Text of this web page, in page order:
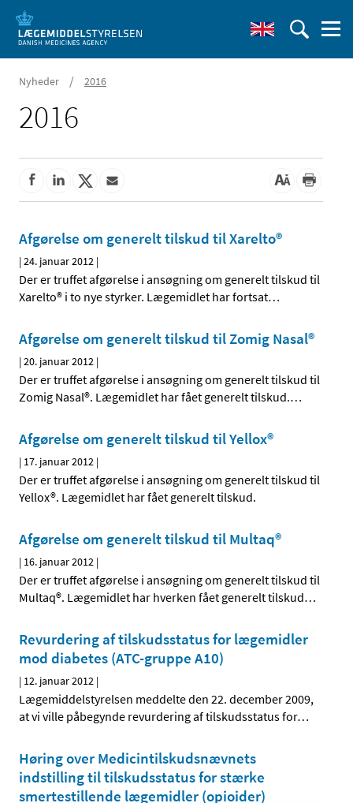
Nyheder / 2016
2016
Afgørelse om generelt tilskud til Xarelto®
|24. januar 2012 |
Der er truffet afgørelse i ansøgning om generelt tilskud til
Xarelto® i to nye styrker. Lægemidlet har fortsat…
Afgørelse om generelt tilskud til Zomig Nasal®
|20. januar 2012 |
Der er truffet afgørelse i ansøgning om generelt tilskud til
Zomig Nasal®. Lægemidlet har fået generelt tilskud.…
Afgørelse om generelt tilskud til Yellox®
| 17. januar 2012 |
Der er truffet afgørelse i ansøgning om generelt tilskud til
Yellox®. Lægemidlet har fået generelt tilskud.
Afgørelse om generelt tilskud til Multaq®
| 16. januar 2012 |
Der er truffet afgørelse i ansøgning om generelt tilskud til
Multaq®. Lægemidlet har hverken fået generelt tilskud…
Revurdering af tilskudsstatus for lægemidler
mod diabetes (ATC-gruppe A10)
| 12. januar 2012 |
Lægemiddelstyrelsen meddelte den 22. december 2009,
at vi ville påbegynde revurdering af tilskudsstatus for…
Høring over Medicintilskudsnævnets
indstilling til tilskudsstatus for stærke
smertestillende lægemidler (opioider)